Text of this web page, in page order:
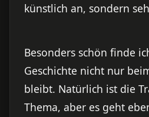
künstlich an, sondern
Besonders schön finde
Geschichte nicht nur
bleibt. Natürlich ist die
Thema, aber es geht